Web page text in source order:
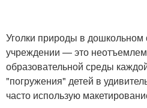
Уголки природы в дошкольном
учреждении — это
образовательной среды
"погружения" детей в
часто использую